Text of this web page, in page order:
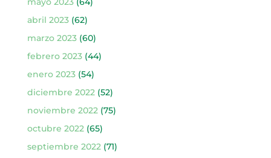
abril 2023(62)
marzo 2023(60)
febrero 2023(44)
enero 2023(54)
diciembre 2022(52)
noviembre 2022(75)
octubre 2022(65)
septiembre 2022(71)